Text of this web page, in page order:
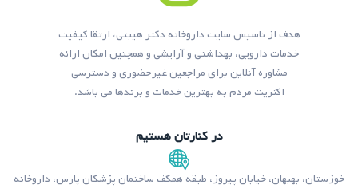
هدف از تاسیس سایت داروخانه دکتر هیبتی، ارتقا کیفیت
خدمات دارویی، بهداشتی و آرایشی و همچنین امکان ارائه
مشاوره آنلاین برای مراجعین غیرحضوری و دسترسی
اکثریت مردم به بهترین خدمات و برندها می باشد.
در کنارتان هستیم
خوزستان، بهبهان، خیابان پیروز، طبقه همکف ساختمان پزشکان پارس، داروخانه